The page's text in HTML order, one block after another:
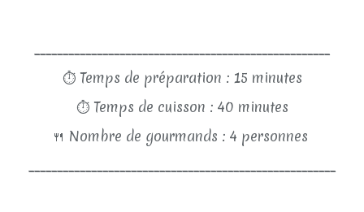
⏱ Temps de préparation : 15 minutes
⏱ Temps de cuisson : 40 minutes
🍴 Nombre de gourmands : 4 personnes